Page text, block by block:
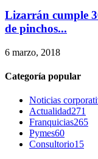
Lizarrán cumple
de pinchos...
6 marzo, 2018
Categoría popular
Noticias
Actualidad271
Franquicias265
Pymes60
Consultorio15